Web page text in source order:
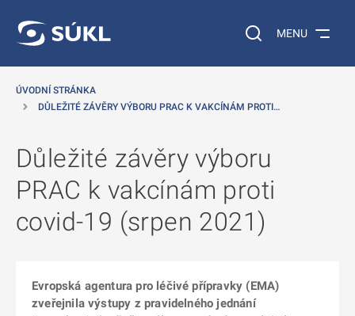
Vyhledávání na
MENU
ÚVODNÍ STRÁNKA
DŮLEŽITÉ ZÁVĚRY VÝBORU PRAC K VAKCÍNÁM PROTI…
Důležité závěry výboru
PRAC k vakcínám proti
covid-19 (srpen 2021)
Evropská agentura pro léčivé přípravky (EMA)
zveřejnila výstupy z pravidelného jednání